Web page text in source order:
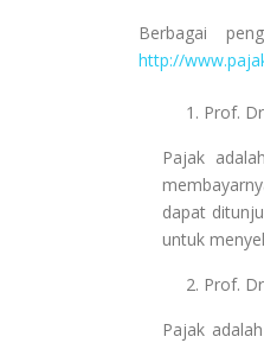
Berbagai
http://
Prof.
Pajak
dapat
untuk
Prof.
Pajak